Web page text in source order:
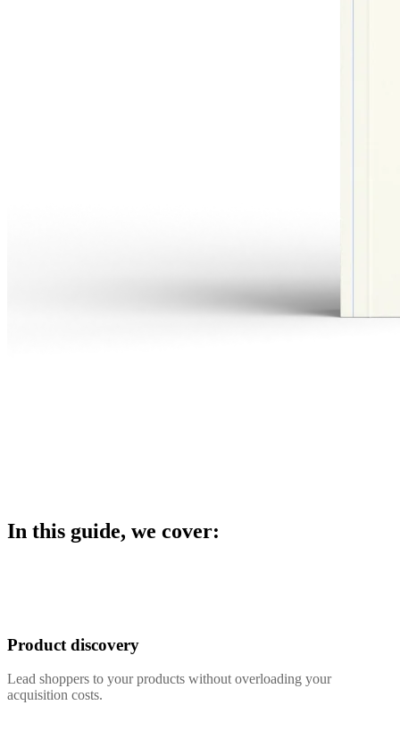
In this guide, we cover:
Product discovery
Lead shoppers to your products without overloading your
acquisition costs.